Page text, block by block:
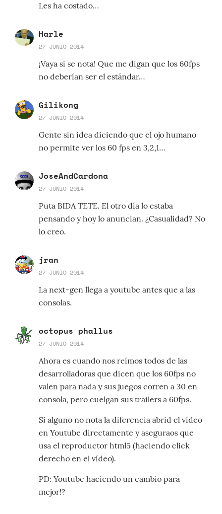
Les ha costado…
Harle
27 JUNIO 2014
¡Vaya si se nota! Que me digan que los 60fps
no deberían ser el estándar…
Gilikong
27 JUNIO 2014
Gente sin idea diciendo que el ojo humano
no permite ver los 60 fps en 3,2,1…
JoseAndCardona
27 JUNIO 2014
Puta BIDA TETE. El otro día lo estaba
pensando y hoy lo anuncian. ¿Casualidad? No
lo creo.
jran
27 JUNIO 2014
La next-gen llega a youtube antes que a las
consolas.
octopus phallus
27 JUNIO 2014
Ahora es cuando nos reímos todos de las
desarrolladoras que dicen que los 60fps no
valen para nada y sus juegos corren a 30 en
consola, pero cuelgan sus trailers a 60fps.
Si alguno no nota la diferencia abrid el vídeo
en Youtube directamente y aseguraos que
usa el reproductor html5 (haciendo click
derecho en el vídeo).
PD: Youtube haciendo un cambio para
mejor!?